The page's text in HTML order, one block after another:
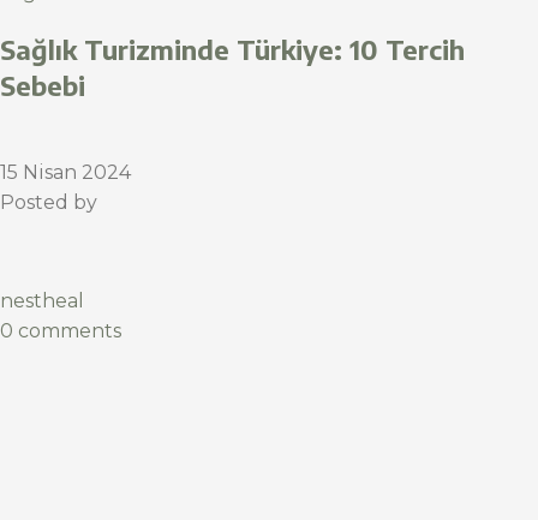
Sağlık Turizminde Türkiye: 10 Tercih
Sebebi
15 Nisan 2024
Posted by
nestheal
0 comments